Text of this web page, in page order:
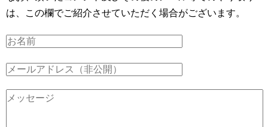
は、この欄でご紹介させていただく場合がございます。